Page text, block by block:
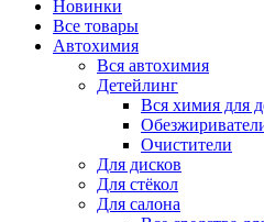
Новинки
Все товары
Автохимия
Вся автохимия
Детейлинг
Вся химия для
Очистители
Для дисков
Для стёкол
Для салона